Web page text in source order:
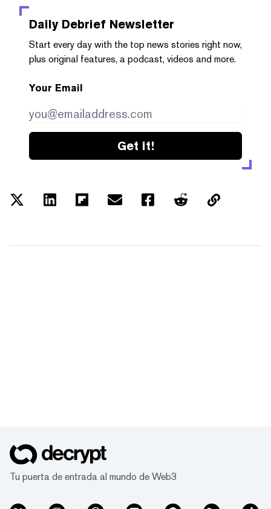
Daily Debrief Newsletter
Start every day with the top news stories right now,
plus original features, a podcast, videos and more.
Your Email
Get it!
Tu puerta de entrada al mundo de Web3